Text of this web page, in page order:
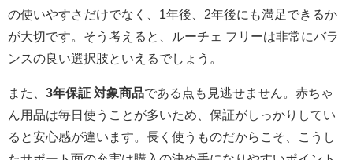
の使いやすさだけでなく、1年後、2年後にも満足できるか
が大切です。そう考えると、ルーチェ フリーは非常にバラ
ンスの良い選択肢といえるでしょう。
また、 3年保証 対象商品である点も見逃せません。赤ちゃ
ん用品は毎日使うことが多いため、保証がしっかりしてい
ると安心感が違います。長く使うものだからこそ、こうし